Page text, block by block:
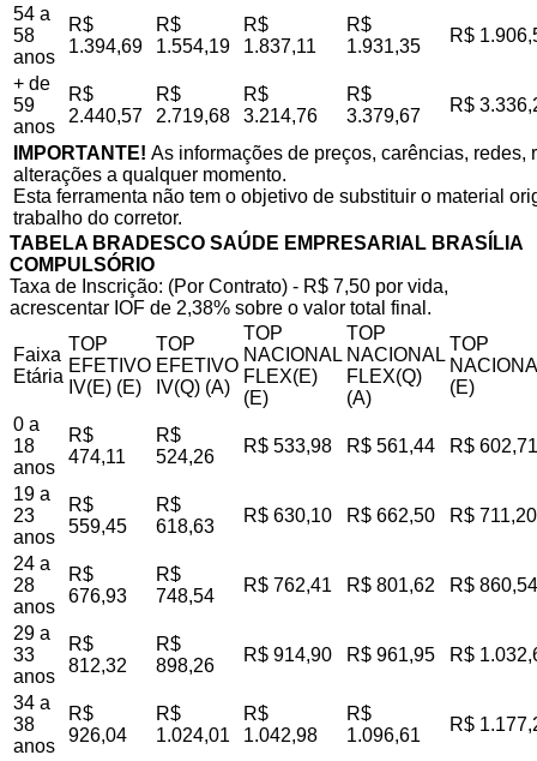
54 a
58
anos
R$
1.394,69
R$
1.554,19
R$
1.837,11
R$
1.931,35
R$
+ de
59
anos
R$
2.440,57
R$
2.719,68
R$
3.214,76
R$
3.379,67
R$
IMPORTANTE! As informações de preços, carências,
alterações a qualquer momento.
Esta ferramenta não tem o objetivo de substituir o material
trabalho do corretor.
TABELA BRADESCO SAÚDE EMPRESARIAL BRASÍLIA
COMPULSÓRIO
Taxa de Inscrição: (Por Contrato) - R$ 7,50 por vida,
acrescentar IOF de 2,38% sobre o valor total final.
Faixa
Etária
TOP
EFETIVO
IV(E) (E)
TOP
EFETIVO
IV(Q) (A)
TOP
NACIONAL
FLEX(E)
(E)
TOP
NACIONAL
FLEX(Q)
(A)
TOP
(E)
0 a
18
anos
R$
474,11
R$
524,26
R$ 533,98 R$ 561,44 R$ 602,71
19 a
23
anos
R$
559,45
R$
618,63
R$ 630,10 R$ 662,50 R$ 711,20
24 a
28
anos
R$
676,93
R$
748,54
R$ 762,41 R$ 801,62 R$ 860,54
29 a
33
anos
R$
812,32
R$
898,26
R$ 914,90 R$ 961,95 R$
34 a
38
anos
R$
926,04
R$
1.024,01
R$
1.042,98
R$
1.096,61
R$